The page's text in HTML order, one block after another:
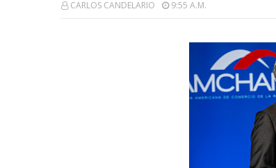
CARLOS CANDELARIO 9:55 A.m.